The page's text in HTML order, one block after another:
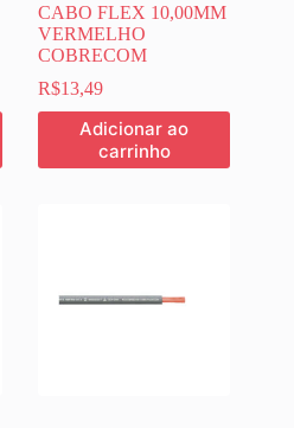
CABO FLEX 10,00MM
VERMELHO
COBRECOM
R$13,49
Adicionar ao
carrinho